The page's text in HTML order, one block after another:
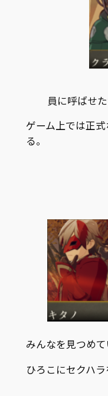
員に呼ばせ
ゲーム上では正
る。
みんなを見つめて
ひろこにセクハラ